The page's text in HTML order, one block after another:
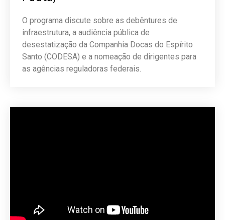
O programa discute sobre as debêntures de
infraestrutura, a audiência pública de
desestatização da Companhia Docas do Espírito
Santo (CODESA) e a nomeação de dirigentes para
as agências reguladoras federais.